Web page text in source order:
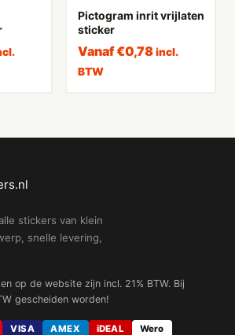
Pictogram inrit vrijlaten
sticker
Vanaf€0,78 incl.
BTW
stickers van klein
snelle levering,
op de website zijn incl. 21% BTW. Bij
gescheiden worden!
VISA AMEX iDEAL
Wero